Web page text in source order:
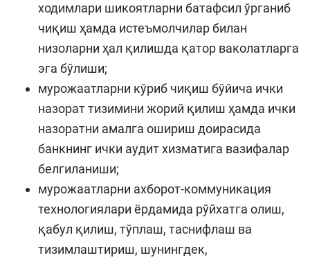
ходимлари шикоятларни батафсил ўрганиб
чиқиш ҳамда истеъмолчилар билан
низоларни ҳал қилишда қатор ваколатларга
эга бўлиши;
мурожаатларни кўриб чиқиш бўйича ички
назорат тизимини жорий қилиш ҳамда ички
назоратни амалга ошириш доирасида
банкнинг ички аудит хизматига вазифалар
белгиланиши;
мурожаатларни ахборот-коммуникация
технологиялари ёрдамида рўйхатга олиш,
қабул қилиш, тўплаш, таснифлаш ва
тизимлаштириш, шунингдек,